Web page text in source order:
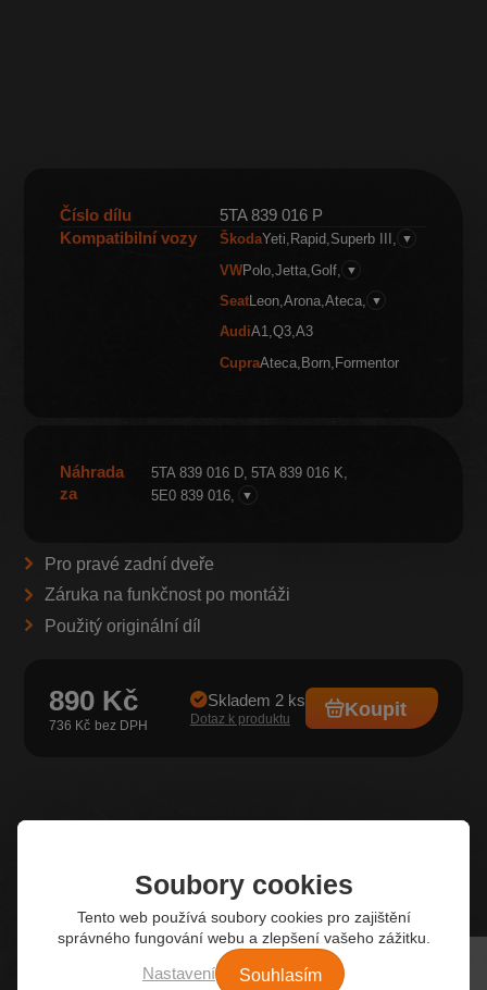
Číslo dílu
5TA 839 016 P
Kompatibilní vozy
ŠkodaYeti Rapid Superb III ▼
VWPolo Jetta Golf ▼
Seat Leon Arona Ateca ▼
AudiA1 Q3 A3
CupraAteca Born Formentor
Náhrada
za
5TA 839 016 D 5TA 839 016 K
5E0 839 016
▼
Pro pravé zadní dveře
Záruka na funkčnost po montáži
Použitý originální díl
890 Kč
736 Kč
Skladem 2 ks
Dotaz k produktu Koupit
Nejžádanější autodíly
Soubory cookies
Tento web používá soubory cookies pro zajištění
správného fungování webu a zlepšení vašeho zážitku.
Nastavení Souhlasím